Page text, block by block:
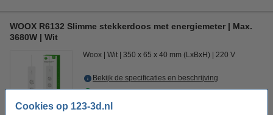
Cookies op 123-3d.nl
WOOX R6132 Slimme stekkerdoos met energiemeter | Max.
3680W | Wit
Woox Wit 350 x 65 x 40 mm (LxBxH) 220 V
Bekijk de specificaties en beschrijving
Morgen in huis